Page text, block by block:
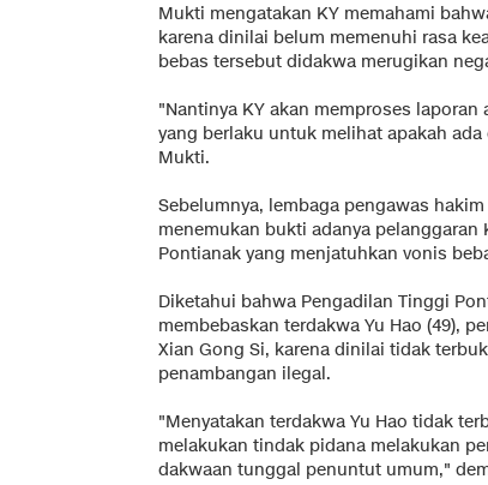
Mukti mengatakan KY memahami
karena dinilai belum memenuhi rasa
bebas tersebut didakwa merugikan
"Nantinya KY akan memproses
yang berlaku untuk melihat apakah
Mukti.
Sebelumnya, lembaga pengawas
menemukan bukti adanya pelanggaran
Pontianak yang menjatuhkan vonis
Diketahui bahwa Pengadilan Tinggi
membebaskan terdakwa Yu Hao (49),
Xian Gong Si, karena dinilai tidak
penambangan ilegal.
"Menyatakan terdakwa Yu Hao tidak
melakukan tindak pidana melakukan
dakwaan tunggal penuntut umum,"